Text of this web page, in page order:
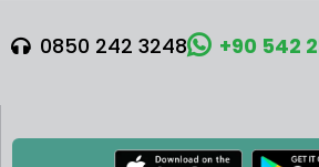
0850 242 3248 +90 542